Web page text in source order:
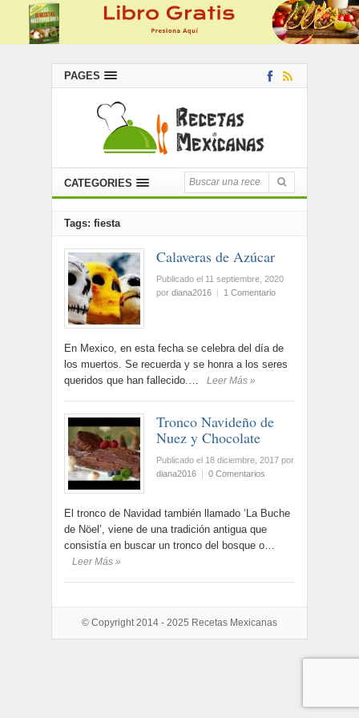
PAGES
CATEGORIES
Tags: fiesta
Calaveras de Azúcar
Publicado el 11 septiembre, 2020
por diana2016 | 1 Comentario
En Mexico, en esta fecha se celebra del día de
los muertos. Se recuerda y se honra a los seres
queridos que han fallecido.…
Leer Más »
Tronco Navideño de
Nuez y Chocolate
Publicado el 18 diciembre, 2017 por
diana2016 | 0 Comentarios
El tronco de Navidad también llamado ‘La Buche
de Nöel’, viene de una tradición antigua que
consistía en buscar un tronco del bosque o…
Leer Más »
© Copyright 2014 - 2025 Recetas Mexicanas